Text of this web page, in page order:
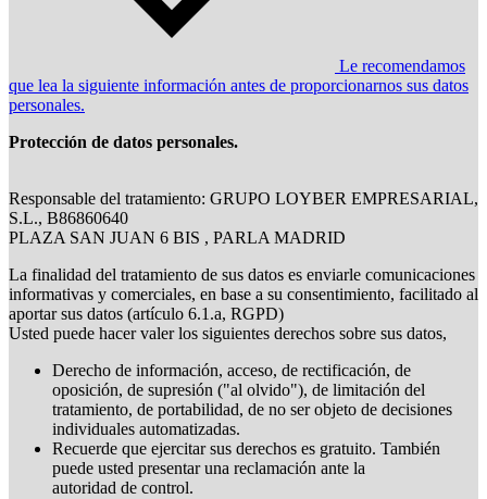
Le recomendamos
que lea la siguiente información antes de proporcionarnos sus datos
personales.
Protección de datos personales.
Responsable del tratamiento: GRUPO LOYBER EMPRESARIAL,
S.L., B86860640
PLAZA SAN JUAN 6 BIS , PARLA MADRID
La finalidad del tratamiento de sus datos es enviarle comunicaciones
informativas y comerciales, en base a su consentimiento, facilitado al
aportar sus datos (artículo 6.1.a, RGPD)
Usted puede hacer valer los siguientes derechos sobre sus datos,
Derecho de información, acceso, de rectificación, de
oposición, de supresión ("al olvido"), de limitación del
tratamiento, de portabilidad, de no ser objeto de decisiones
individuales automatizadas.
Recuerde que ejercitar sus derechos es gratuito. También
puede usted presentar una reclamación ante la
autoridad de control.